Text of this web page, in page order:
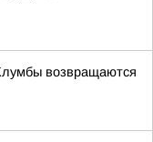
возвращаются